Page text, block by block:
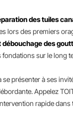
des tuiles
lors des premiers
débouchage des
fondations sur le long
se présenter à ses
Appelez
rapide dans